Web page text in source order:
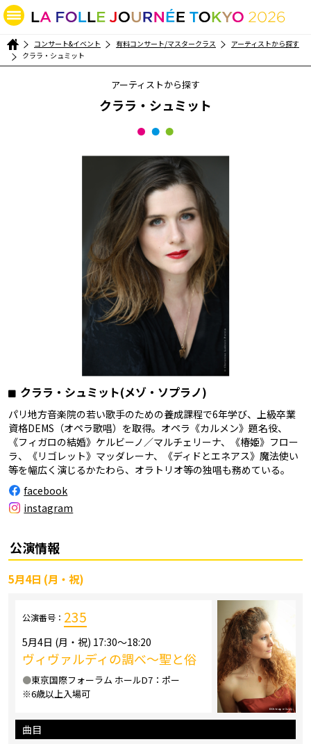
コンサート&イベント 有料コンサート/マスタークラス
アーティストから探す
クララ・シュミット
アーティストから探す
クララ・シュミット
クララ・シュミット(メゾ・ソプラノ)
パリ地方音楽院の若い歌手のための養成課程で6年学び、上級卒業
資格DEMS（オペラ歌唱）を取得。オペラ《カルメン》題名役、
《フィガロの結婚》ケルビーノ／マルチェリーナ、《椿姫》フロー
ラ、《リゴレット》マッダレーナ、《ディドとエネアス》魔法使い
等を幅広く演じるかたわら、オラトリオ等の独唱も務めている。
facebook
instagram
公演情報
5月4日 (月・祝)
公演番号： 235
5月4日 (月・祝) 17:30～18:20
ヴィヴァルディの調べ～聖と俗
●東京国際フォーラム ホールD7：ポー
※6歳以上入場可
曲目